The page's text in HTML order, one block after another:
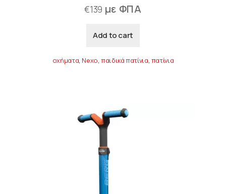
€139 με ΦΠΑ
Add to cart
οχήματα, Nexo,παιδικά πατίνια, πατίνια